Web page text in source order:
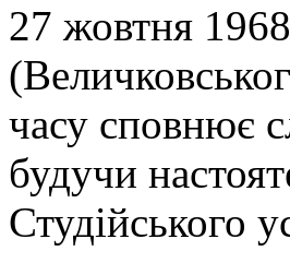
27 жовтня
часу сповнює
будучи
Студійського